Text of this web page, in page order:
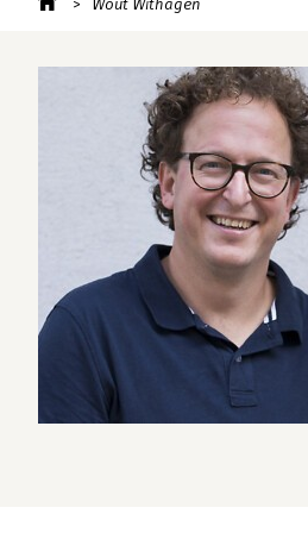
Wout Withagen